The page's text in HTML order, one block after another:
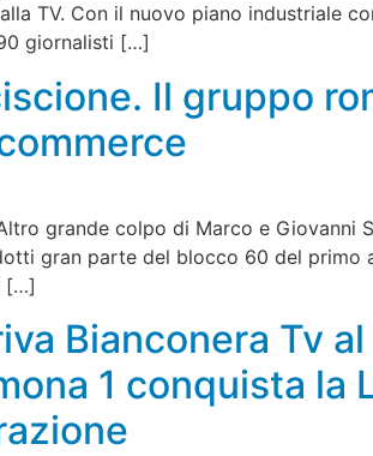
TV. Con il nuovo piano industriale
giornalisti […]
Il gruppo
grande colpo di Marco e Giovanni
gran parte del blocco 60 del primo
[…]
Bianconera Tv
1 conquista la